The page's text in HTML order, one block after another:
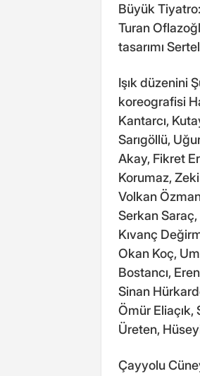
Büyük
Turan
tasarımı
Işık düzenini
koreografisi
Kantarcı,
Sarıgöllü,
Akay, Fikret
Korumaz,
Volkan
Serkan
Kıvanç
Okan Koç,
Bostancı,
Sinan
Ömür Eliaçık,
Üreten,
Çayyolu